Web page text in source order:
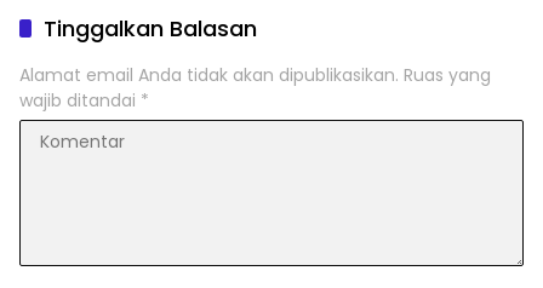
Tinggalkan Balasan
Alamat email Anda tidak akan dipublikasikan. Ruas yang
wajib ditandai *